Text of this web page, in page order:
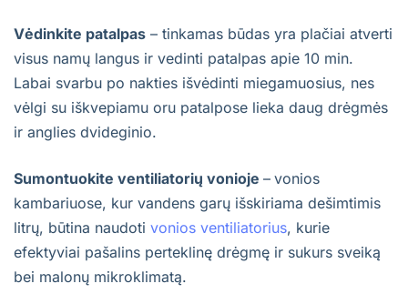
Vėdinkite patalpas – tinkamas būdas yra plačiai atverti
visus namų langus ir vedinti patalpas apie 10 min.
Labai svarbu po nakties išvėdinti miegamuosius, nes
vėlgi su iškvepiamu oru patalpose lieka daug drėgmės
ir anglies dvideginio.
Sumontuokite ventiliatorių vonioje – vonios
kambariuose, kur vandens garų išskiriama dešimtimis
litrų, būtina naudoti vonios ventiliatorius, kurie
efektyviai pašalins perteklinę drėgmę ir sukurs sveiką
bei malonų mikroklimatą.